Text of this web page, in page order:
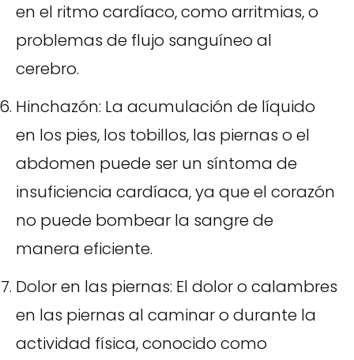
en el ritmo cardíaco, como arritmias, o
problemas de flujo sanguíneo al
cerebro.
Hinchazón: La acumulación de líquido
en los pies, los tobillos, las piernas o el
abdomen puede ser un síntoma de
insuficiencia cardíaca, ya que el corazón
no puede bombear la sangre de
manera eficiente.
Dolor en las piernas: El dolor o calambres
en las piernas al caminar o durante la
actividad física, conocido como